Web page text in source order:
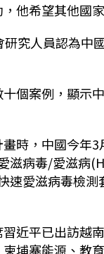
他希望其他國
究人員認為
個案例，顯示
時，中國今年
滋病毒/愛滋病
速愛滋病毒檢
近平已出訪越
埔寨能源、教